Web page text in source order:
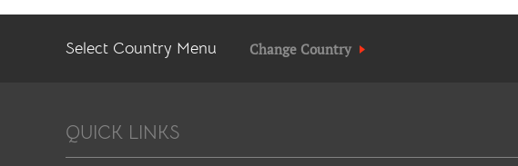
Select Country Menu Change Country
QUICK LINKS